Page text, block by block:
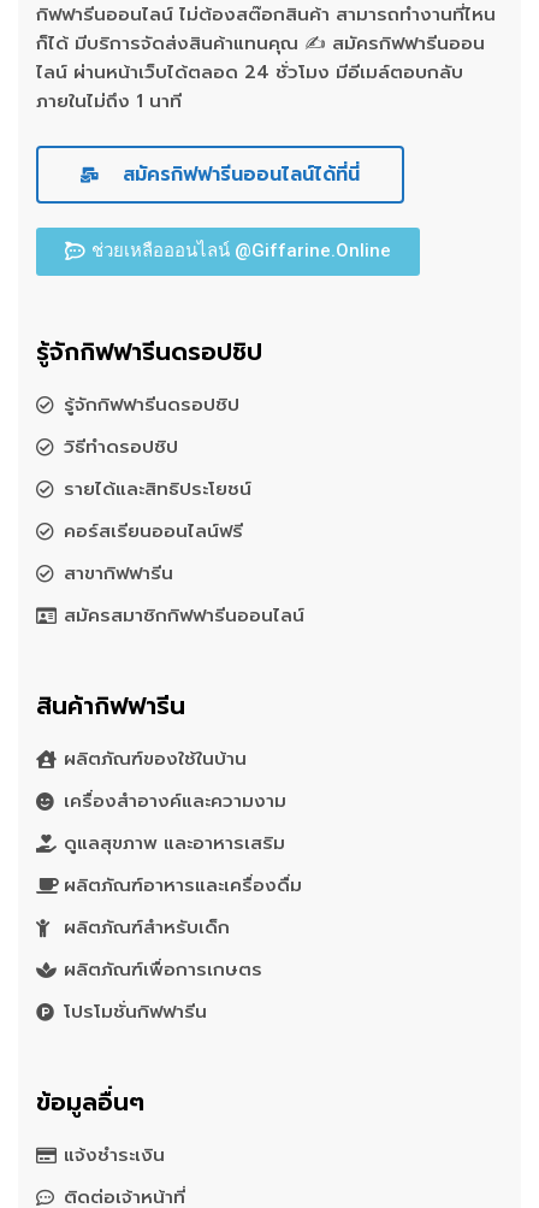
กิฟฟารีนออนไลน์ ไม่ต้องสต๊อกสินค้า สามารถทำงานที่ไหน
ก็ได้ มีบริการจัดส่งสินค้าแทนคุณ ✍ สมัครกิฟฟารีนออน
ไลน์ ผ่านหน้าเว็บได้ตลอด 24 ชั่วโมง มีอีเมล์ตอบกลับ
ภายในไม่ถึง 1 นาที
สมัครกิฟฟารีนออนไลน์ได้ที่นี่
ช่วยเหลือออนไลน์ @Giffarine.Online
รู้จักกิฟฟารีนดรอปชิป
รู้จักกิฟฟารีนดรอปชิป
วิธีทำดรอปชิป
รายได้และสิทธิประโยชน์
คอร์สเรียนออนไลน์ฟรี
สาขากิฟฟารีน
สมัครสมาชิกกิฟฟารีนออนไลน์
สินค้ากิฟฟารีน
ผลิตภัณฑ์ของใช้ในบ้าน
เครื่องสำอางค์และความงาม
ดูแลสุขภาพ และอาหารเสริม
ผลิตภัณฑ์อาหารและเครื่องดื่ม
ผลิตภัณฑ์สำหรับเด็ก
ผลิตภัณฑ์เพื่อการเกษตร
โปรโมชั่นกิฟฟารีน
ข้อมูลอื่นๆ
แจ้งชำระเงิน
ติดต่อเจ้าหน้าที่